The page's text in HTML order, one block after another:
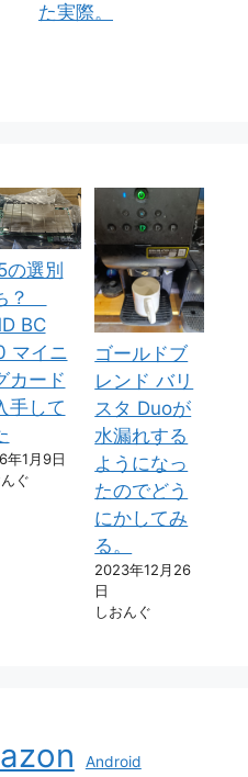
た実際。
の選別
？
BC
マイニ
カード
手して
年1月9日
ぐ
ゴールドブ
レンド バリ
スタ Duoが
水漏れする
ようになっ
たのでどう
にかしてみ
る。
2023年12月26
日
しおんぐ
Android